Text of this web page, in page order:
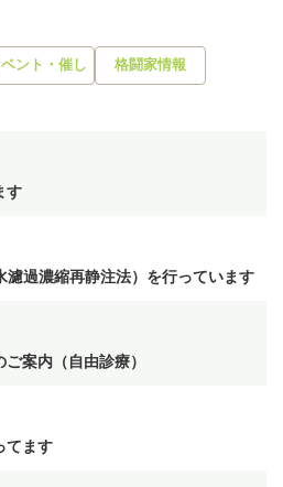
ント・催し 格闘家情報
す
過濃縮再静注法）を行っています
案内（自由診療）
てます